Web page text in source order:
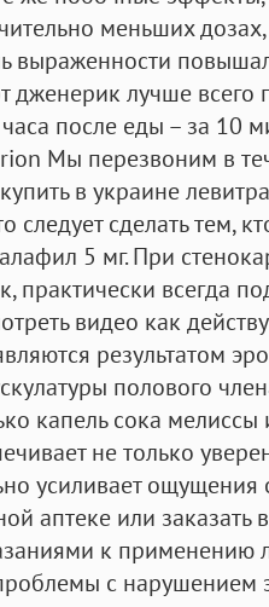
меньших
выраженности
дженерик лучше всего
после еды – за 10
Мы перезвоним в
в украине
сделать тем,
5 мг. При
практически всегда
видео как
результатом
полового
капель сока
не только
усиливает ощущения
аптеке или заказать
к применению
с нарушением